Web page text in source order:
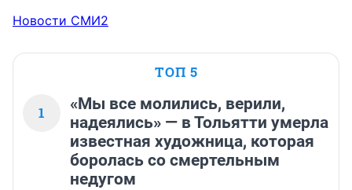
Новости СМИ2
ТОП 5
1
«Мы все молились, верили,
надеялись» — в Тольятти умерла
известная художница, которая
боролась со смертельным
недугом